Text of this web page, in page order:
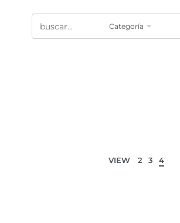
Categoría
VIEW 2 3 4